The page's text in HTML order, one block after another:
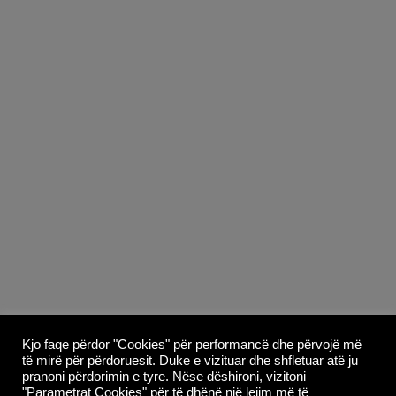
Copyright © 2026Whoop Theme - Powered by
WordPress.
Kjo faqe përdor "Cookies" për performancë dhe përvojë më
të mirë për përdoruesit. Duke e vizituar dhe shfletuar atë ju
pranoni përdorimin e tyre. Nëse dëshironi, vizitoni
"Parametrat Cookies" për të dhënë një lejim më të